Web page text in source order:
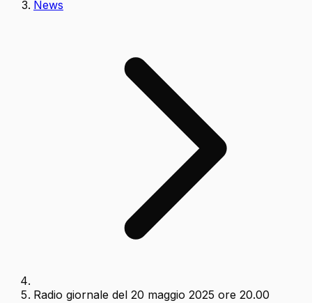
News
Radio giornale del 20 maggio 2025 ore 20.00